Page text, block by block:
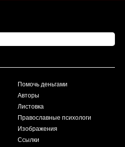
Помочь деньгами
Авторы
Листовка
Православные психологи
Изображения
Ссылки